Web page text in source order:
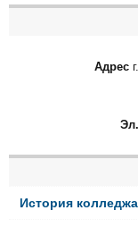
Адрес
История колледжа